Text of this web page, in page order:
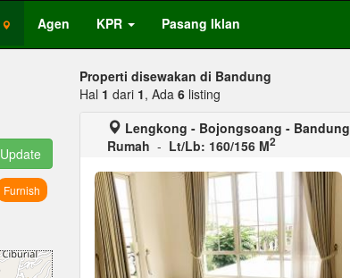
Agen KPR Pasang Iklan
Update
Furnish
Properti disewakan di Bandung
Hal 1 dari 1, Ada 6 listing
Lengkong - Bojongsoang - Bandung
Rumah - Lt/Lb: 160/156 M2